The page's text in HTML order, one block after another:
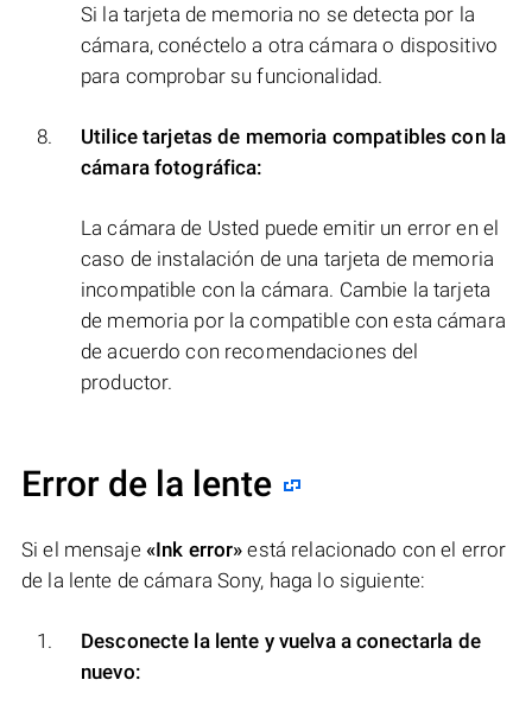
Si la tarjeta de memoria no se detecta por la
cámara, conéctelo a otra cámara o dispositivo
para comprobar su funcionalidad.
Utilice tarjetas de memoria compatibles con la
cámara fotográfica:
La cámara de Usted puede emitir un error en el
caso de instalación de una tarjeta de memoria
incompatible con la cámara. Cambie la tarjeta
de memoria por la compatible con esta cámara
de acuerdo con recomendaciones del
productor.
Error de la lente
Si el mensaje «Ink error» está relacionado con el error
de la lente de cámara Sony, haga lo siguiente:
Desconecte la lente y vuelva a conectarla de
nuevo: